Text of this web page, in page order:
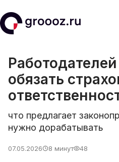
Работодателей
обязать
что предлагает
нужно дорабатывать
07.05.2026 8 минут 48